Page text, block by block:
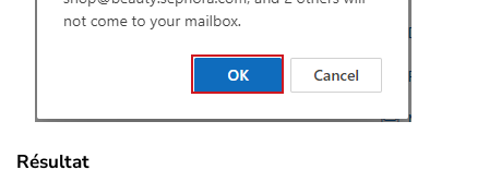
Résultat